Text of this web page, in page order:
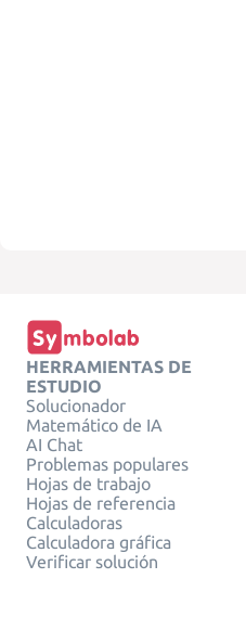
HERRAMIENTAS DE
ESTUDIO
Solucionador
Matemático de IA
AI Chat
Problemas populares
Hojas de trabajo
Hojas de referencia
Calculadoras
Calculadora gráfica
Verificar solución